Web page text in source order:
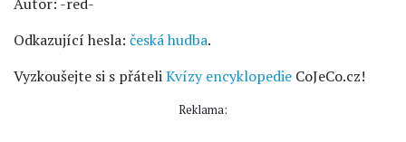
Odkazující hesla: česká hudba.
Vyzkoušejte si s přáteliKvízy encyklopedie CoJeCo.cz!
Reklama: